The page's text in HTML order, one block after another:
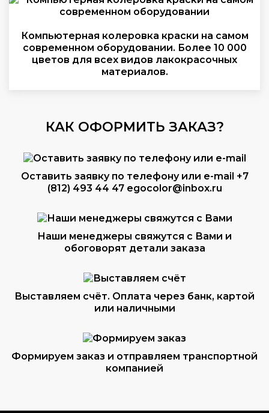
Компьютерная колеровка краски на самом
современном оборудовании. Более 10 000
цветов для всех видов лакокрасочных
материалов.
КАК ОФОРМИТЬ ЗАКАЗ?
Оставить заявку по телефону или e-mail +7
(812) 493 44 47 egocolor@inbox.ru
Наши менеджеры свяжутся с Вами и
обоговорят детали заказа
Выставляем счёт. Оплата через банк, картой
или наличными
Формируем заказ и отправляем транспортной
компанией